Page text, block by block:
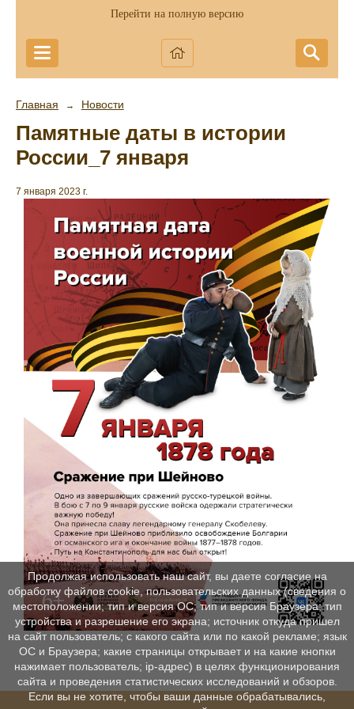
Перейти на полную версию
Главная → Новости
Памятные даты в истории
России_7 января
7 января 2023 г.
Продолжая использовать наш сайт, вы даете согласие на
обработку файлов cookie, пользовательских данных (сведения о
местоположении; тип и версия ОС; тип и версия Браузера; тип
устройства и разрешение его экрана; источник откуда пришел
на сайт пользователь; с какого сайта или по какой рекламе; язык
ОС и Браузера; какие страницы открывает и на какие кнопки
нажимает пользователь; ip-адрес) в целях функционирования
сайта и проведения статистических исследований и обзоров.
Если вы не хотите, чтобы ваши данные обрабатывались,